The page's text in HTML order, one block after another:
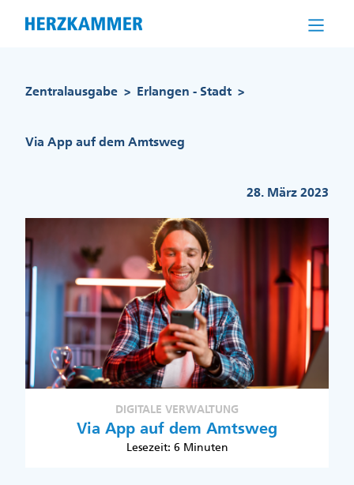
Zentralausgabe > Erlangen - Stadt >
Via App auf dem Amtsweg
28. März 2023
DIGITALE VERWALTUNG
Via App auf dem Amtsweg
Lesezeit: 6 Minuten